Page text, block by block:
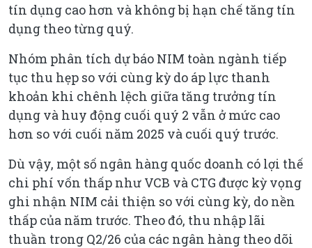
tín dụng cao hơn và không bị hạn chế tăng tín
dụng theo từng quý.
Nhóm phân tích dự báo NIM toàn ngành tiếp
tục thu hẹp so với cùng kỳ do áp lực thanh
khoản khi chênh lệch giữa tăng trưởng tín
dụng và huy động cuối quý 2 vẫn ở mức cao
hơn so với cuối năm 2025 và cuối quý trước.
Dù vậy, một số ngân hàng quốc doanh có lợi thế
chi phí vốn thấp như VCB và CTG được kỳ vọng
ghi nhận NIM cải thiện so với cùng kỳ, do nền
thấp của năm trước. Theo đó, thu nhập lãi
thuần trong Q2/26 của các ngân hàng theo dõi